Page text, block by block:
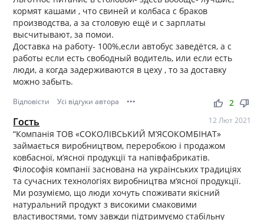
кормят кашами , что свиней и колбаса с браков
производства, а за столовую ещё и с зарплаты
высчитывают, за помои.
Доставка на работу- 100%,если автобус заведётся, а с
работы если есть свободный водитель, или если есть
люди, а когда задерживаются в цеху , то за доставку
можно забыть.
Відповісти Усі відгуки автора ••• thumb_up thumb_down
2
Гость 12 Лют 2021
“Компанія ТОВ «СОКОЛІВСЬКИЙ М’ЯСОКОМБІНАТ»
займається виробництвом, переробкою і продажом
ковбасної, м’ясної продукції та напівфабрикатів.
Філософія компанії заснована на українських традиціях
та сучасних технологіях виробництва м‘ясної продукції.
Ми розуміємо, що люди хочуть споживати якісний
натуральний продукт з високими смаковими
властивостями, тому завжди підтримуємо стабільну